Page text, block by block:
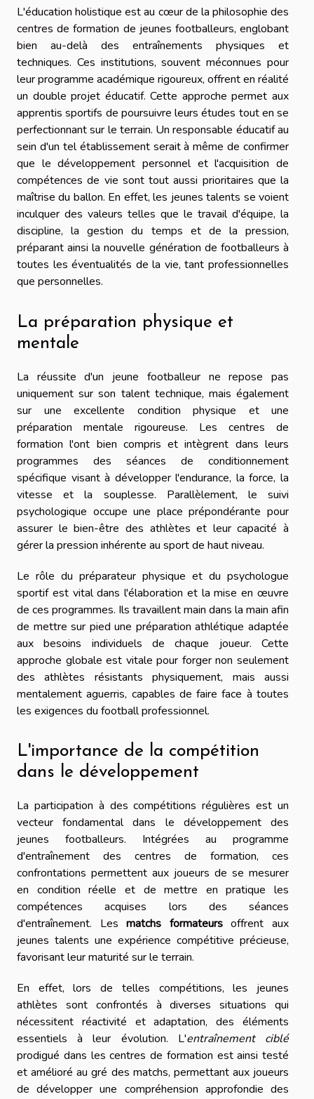
L'éducation holistique est au cœur de la philosophie des
centres de formation de jeunes footballeurs, englobant
bien au-delà des entraînements physiques et
techniques. Ces institutions, souvent méconnues pour
leur programme académique rigoureux, offrent en réalité
un double projet éducatif. Cette approche permet aux
apprentis sportifs de poursuivre leurs études tout en se
perfectionnant sur le terrain. Un responsable éducatif au
sein d'un tel établissement serait à même de confirmer
que le développement personnel et l'acquisition de
compétences de vie sont tout aussi prioritaires que la
maîtrise du ballon. En effet, les jeunes talents se voient
inculquer des valeurs telles que le travail d'équipe, la
discipline, la gestion du temps et de la pression,
préparant ainsi la nouvelle génération de footballeurs à
toutes les éventualités de la vie, tant professionnelles
que personnelles.
La préparation physique et
mentale
La réussite d'un jeune footballeur ne repose pas
uniquement sur son talent technique, mais également
sur une excellente condition physique et une
préparation mentale rigoureuse. Les centres de
formation l'ont bien compris et intègrent dans leurs
programmes des séances de conditionnement
spécifique visant à développer l'endurance, la force, la
vitesse et la souplesse. Parallèlement, le suivi
psychologique occupe une place prépondérante pour
assurer le bien-être des athlètes et leur capacité à
gérer la pression inhérente au sport de haut niveau.
Le rôle du préparateur physique et du psychologue
sportif est vital dans l'élaboration et la mise en œuvre
de ces programmes. Ils travaillent main dans la main afin
de mettre sur pied une préparation athlétique adaptée
aux besoins individuels de chaque joueur. Cette
approche globale est vitale pour forger non seulement
des athlètes résistants physiquement, mais aussi
mentalement aguerris, capables de faire face à toutes
les exigences du football professionnel.
L'importance de la compétition
dans le développement
La participation à des compétitions régulières est un
vecteur fondamental dans le développement des
jeunes footballeurs. Intégrées au programme
d'entraînement des centres de formation, ces
confrontations permettent aux joueurs de se mesurer
en condition réelle et de mettre en pratique les
compétences acquises lors des séances
d'entraînement. Lesmatchs formateursoffrent aux
jeunes talents une expérience compétitive précieuse,
favorisant leur maturité sur le terrain.
En effet, lors de telles compétitions, les jeunes
athlètes sont confrontés à diverses situations qui
nécessitent réactivité et adaptation, des éléments
essentiels à leur évolution. L'entraînement ciblé
prodigué dans les centres de formation est ainsi testé
et amélioré au gré des matchs, permettant aux joueurs
de développer une compréhension approfondie des